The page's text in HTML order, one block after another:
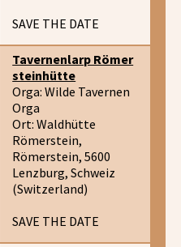
SAVE THE DATE
Tavernenlarp Römer
steinhütte
Orga: Wilde Tavernen
Orga
Ort: Waldhütte
Römerstein,
Römerstein, 5600
Lenzburg, Schweiz
(Switzerland)
SAVE THE DATE